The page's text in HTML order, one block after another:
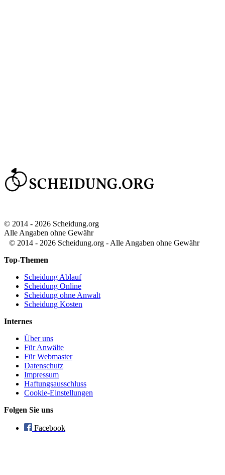
© 2014 - 2026 Scheidung.org
Alle Angaben ohne Gewähr
© 2014 - 2026 Scheidung.org - Alle Angaben ohne Gewähr
Top-Themen
Scheidung Ablauf
Scheidung Online
Scheidung ohne Anwalt
Scheidung Kosten
Internes
Über uns
Für Anwälte
Für Webmaster
Datenschutz
Impressum
Haftungsausschluss
Cookie-Einstellungen
Folgen Sie uns
Facebook